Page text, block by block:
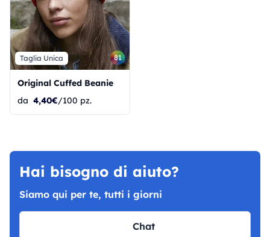
Taglia Unica 81
Original Cuffed Beanie
da 4,40€/100 pz.
Hai bisogno di aiuto?
Siamo qui per te, tutti i giorni
Chat